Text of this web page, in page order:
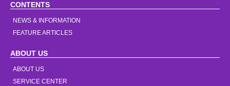
CONTENTS
NEWS & INFORMATION
FEATURE ARTICLES
ABOUT US
ABOUT US
SERVICE CENTER